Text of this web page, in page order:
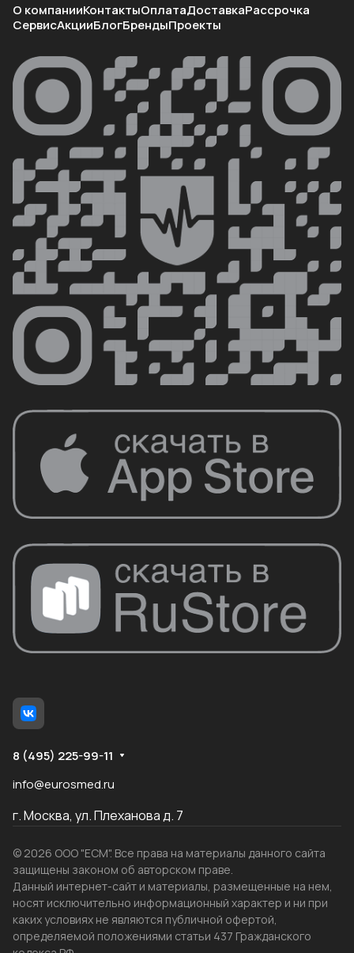
О компанииКонтактыОплатаДоставкаРассрочка
СервисАкцииБлогБрендыПроекты
8 (495) 225-99-11
info@eurosmed.ru
г. Москва, ул. Плеханова д. 7
© 2026 ООО "ЕСМ". Все права на материалы данного сайта
защищены законом об авторском праве.
Данный интернет-сайт и материалы, размещенные на нем,
носят исключительно информационный характер и ни при
каких условиях не являются публичной офертой,
определяемой положениями статьи 437 Гражданского